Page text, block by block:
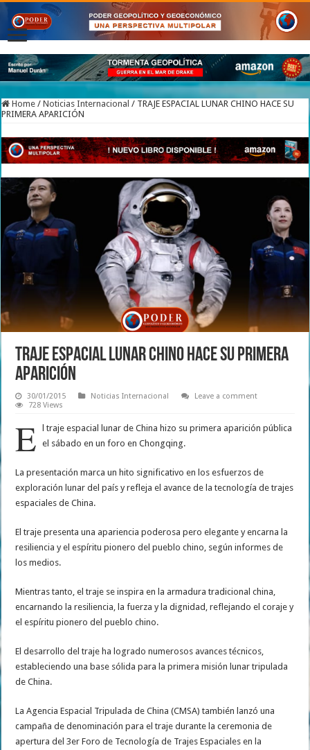
Home / Noticias Internacional / TRAJE ESPACIAL LUNAR CHINO HACE SU
PRIMERA APARICIÓN
TRAJE ESPACIAL LUNAR CHINO HACE SU PRIMERA
APARICIÓN
30/01/2015 Noticias Internacional
Leave a comment
728 Views
E
l traje espacial lunar de China hizo su primera aparición pública
el sábado en un foro en Chongqing.
La presentación marca un hito significativo en los esfuerzos de
exploración lunar del país y refleja el avance de la tecnología de trajes
espaciales de China.
El traje presenta una apariencia poderosa pero elegante y encarna la
resiliencia y el espíritu pionero del pueblo chino, según informes de
los medios.
Mientras tanto, el traje se inspira en la armadura tradicional china,
encarnando la resiliencia, la fuerza y ​​la dignidad, reflejando el coraje y
el espíritu pionero del pueblo chino.
El desarrollo del traje ha logrado numerosos avances técnicos,
estableciendo una base sólida para la primera misión lunar tripulada
de China.
La Agencia Espacial Tripulada de China (CMSA) también lanzó una
campaña de denominación para el traje durante la ceremonia de
apertura del 3er Foro de Tecnología de Trajes Espaciales en la